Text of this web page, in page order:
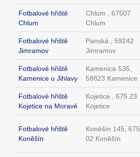
Fotbalové hřiště
Chlum
Chlum , 67507
Chlum
Fotbalové hřiště
Jimramov
Panská , 59242
Jimramov
Fotbalové hřiště
Kamenice u Jihlavy
Kamenice 535,
58823 Kamenice
Fotbalové hřiště
Kojetice na Moravě
Kojetice , 675 23
Kojetice
Fotbalové hřiště
Koněšín
Koněšín 145, 675
02 Koněšín